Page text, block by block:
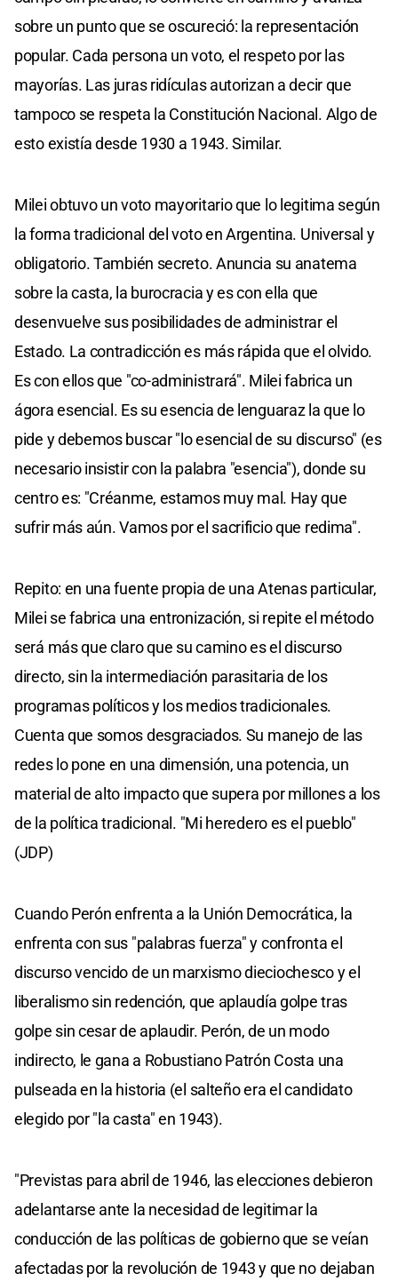
sobre un punto que se oscureció: la representación
popular. Cada persona un voto, el respeto por las
mayorías. Las juras ridículas autorizan a decir que
tampoco se respeta la Constitución Nacional. Algo de
esto existía desde 1930 a 1943. Similar.
Milei obtuvo un voto mayoritario que lo legitima según
la forma tradicional del voto en Argentina. Universal y
obligatorio. También secreto. Anuncia su anatema
sobre la casta, la burocracia y es con ella que
desenvuelve sus posibilidades de administrar el
Estado. La contradicción es más rápida que el olvido.
Es con ellos que "co-administrará". Milei fabrica un
ágora esencial. Es su esencia de lenguaraz la que lo
pide y debemos buscar "lo esencial de su discurso" (es
necesario insistir con la palabra "esencia"), donde su
centro es: "Créanme, estamos muy mal. Hay que
sufrir más aún. Vamos por el sacrificio que redima".
Repito: en una fuente propia de una Atenas particular,
Milei se fabrica una entronización, si repite el método
será más que claro que su camino es el discurso
directo, sin la intermediación parasitaria de los
programas políticos y los medios tradicionales.
Cuenta que somos desgraciados. Su manejo de las
redes lo pone en una dimensión, una potencia, un
material de alto impacto que supera por millones a los
de la política tradicional. "Mi heredero es el pueblo"
(JDP)
Cuando Perón enfrenta a la Unión Democrática, la
enfrenta con sus "palabras fuerza" y confronta el
discurso vencido de un marxismo dieciochesco y el
liberalismo sin redención, que aplaudía golpe tras
golpe sin cesar de aplaudir. Perón, de un modo
indirecto, le gana a Robustiano Patrón Costa una
pulseada en la historia (el salteño era el candidato
elegido por "la casta" en 1943).
"Previstas para abril de 1946, las elecciones debieron
adelantarse ante la necesidad de legitimar la
conducción de las políticas de gobierno que se veían
afectadas por la revolución de 1943 y que no dejaban